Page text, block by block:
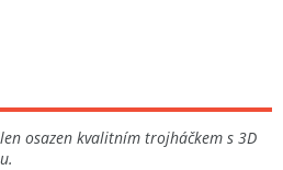
osazen kvalitním trojháčkem s 3D